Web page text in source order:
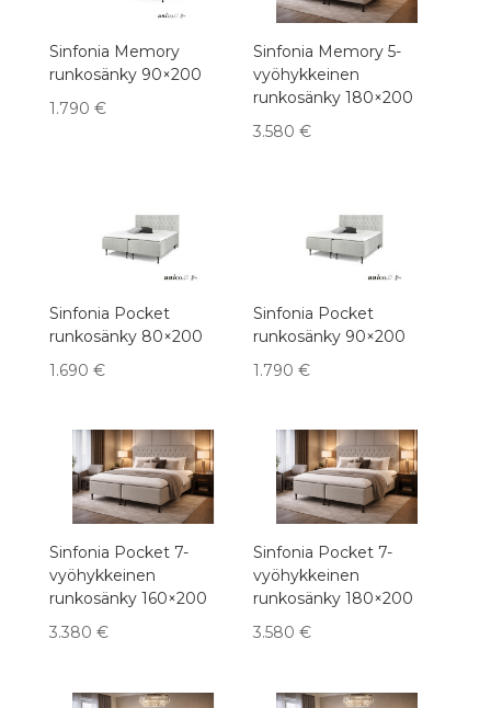
Sinfonia Memory
runkosänky 90×200
1.790 €
Sinfonia Memory 5-
vyöhykkeinen
runkosänky 180×200
3.580€
Sinfonia Pocket
runkosänky 80×200
1.690 €
Sinfonia Pocket
runkosänky 90×200
1.790€
Sinfonia Pocket 7-
vyöhykkeinen
runkosänky 160×200
3.380 €
Sinfonia Pocket 7-
vyöhykkeinen
runkosänky 180×200
3.580€